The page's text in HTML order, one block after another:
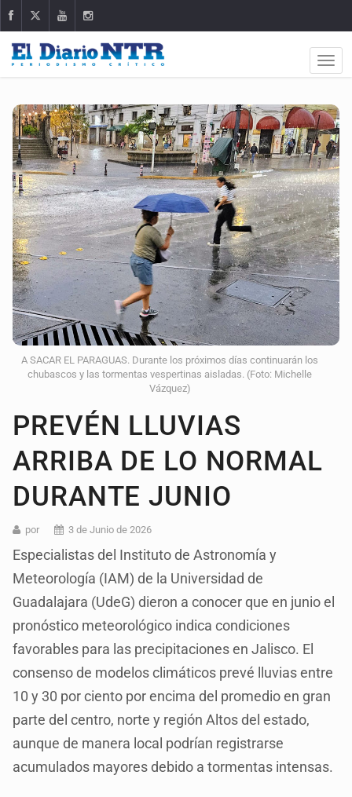
A SACAR EL PARAGUAS. Durante los próximos días continuarán los
chubascos y las tormentas vespertinas aisladas. (Foto: Michelle
Vázquez)
PREVÉN LLUVIAS
ARRIBA DE LO NORMAL
DURANTE JUNIO
por 3 de Junio de 2026
Especialistas del Instituto de Astronomía y
Meteorología (IAM) de la Universidad de
Guadalajara (UdeG) dieron a conocer que en junio el
pronóstico meteorológico indica condiciones
favorables para las precipitaciones en Jalisco. El
consenso de modelos climáticos prevé lluvias entre
10 y 30 por ciento por encima del promedio en gran
parte del centro, norte y región Altos del estado,
aunque de manera local podrían registrarse
acumulados mayores debido a tormentas intensas.